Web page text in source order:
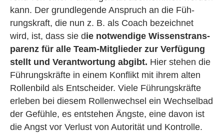
kann. Der grund­le­gen­de An­spruch an die Füh­
rungs­kraft, die nun z. B. als Coach be­zeich­net
wird, ist, dass sie die not­wen­di­ge Wis­sens­trans­
pa­renz für alle Team-Mit­glie­der zur Ver­fü­gung
stellt und Ver­ant­wor­tung ab­gibt. Hier ste­hen die
Füh­rungs­kräf­te in einem Kon­flikt mit ihrem alten
Rol­len­bild als Ent­schei­der. Viele Füh­rungs­kräf­te
er­le­ben bei die­sem Rol­len­wech­sel ein Wech­sel­bad
der Ge­füh­le, es ent­ste­hen Ängs­te, eine davon ist
die Angst vor Ver­lust von Au­to­ri­tät und Kon­trol­le.